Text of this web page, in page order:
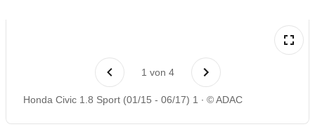
Laufende Kosten 1 von 4
Honda Civic 1.8 Sport (01/15 - 06/17) 1 © ADAC